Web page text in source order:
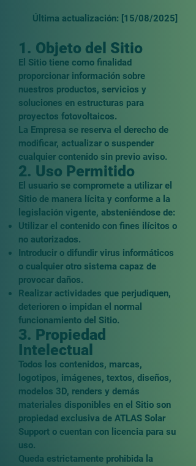
Última actualización: [15/08/2025]
1. Objeto del Sitio
El Sitio tiene como finalidad
proporcionar información sobre
nuestros productos, servicios y
soluciones en estructuras para
proyectos fotovoltaicos.
La Empresa se reserva el derecho de
modificar, actualizar o suspender
cualquier contenido sin previo aviso.
2. Uso Permitido
El usuario se compromete a utilizar el
Sitio de manera lícita y conforme a la
legislación vigente, absteniéndose de:
Utilizar el contenido con fines ilícitos o
no autorizados.
Introducir o difundir virus informáticos
o cualquier otro sistema capaz de
provocar daños.
Realizar actividades que perjudiquen,
deterioren o impidan el normal
funcionamiento del Sitio.
3. Propiedad
Intelectual
Todos los contenidos, marcas,
logotipos, imágenes, textos, diseños,
modelos 3D, renders y demás
materiales disponibles en el Sitio son
propiedad exclusiva de ATLAS Solar
Support o cuentan con licencia para su
uso.
Queda estrictamente prohibida la